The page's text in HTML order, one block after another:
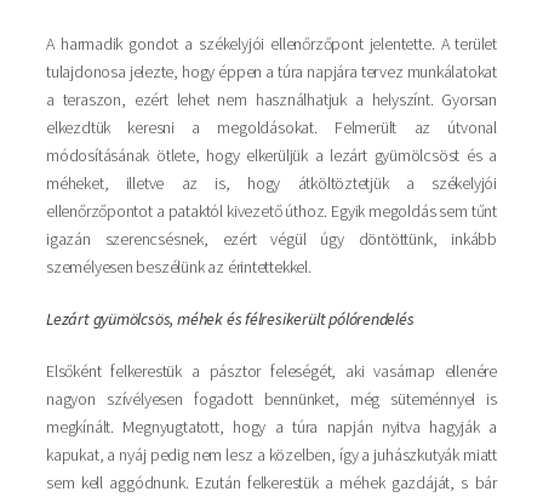
A harmadik gondot a székelyjói ellenőrzőpont jelentette. A terület
tulajdonosa jelezte, hogy éppen a túra napjára tervez munkálatokat
a teraszon, ezért lehet nem használhatjuk a helyszínt. Gyorsan
elkezdtük keresni a megoldásokat. Felmerült az útvonal
módosításának ötlete, hogy elkerüljük a lezárt gyümölcsöst és a
méheket, illetve az is, hogy átköltöztetjük a székelyjói
ellenőrzőpontot a pataktól kivezető úthoz. Egyik megoldás sem tűnt
igazán szerencsésnek, ezért végül úgy döntöttünk, inkább
személyesen beszélünk az érintettekkel.
Lezárt gyümölcsös, méhek és félresikerült pólórendelés
Elsőként felkerestük a pásztor feleségét, aki vasárnap ellenére
nagyon szívélyesen fogadott bennünket, még süteménnyel is
megkínált. Megnyugtatott, hogy a túra napján nyitva hagyják a
kapukat, a nyáj pedig nem lesz a közelben, így a juhászkutyák miatt
sem kell aggódnunk. Ezután felkerestük a méhek gazdáját, s bár